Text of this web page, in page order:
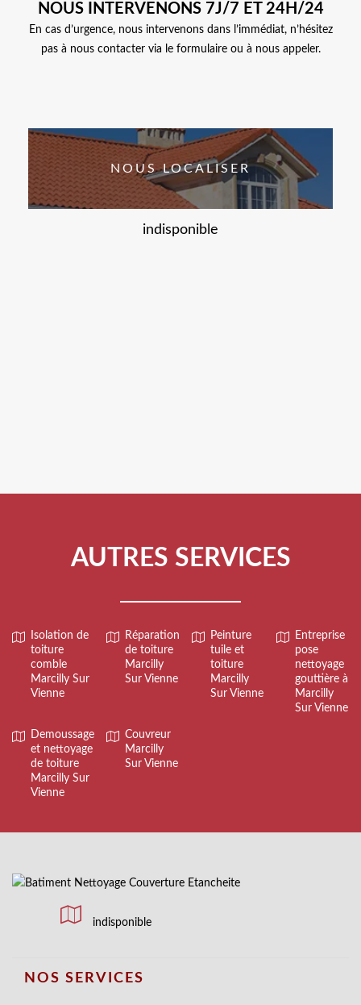
NOUS INTERVENONS 7J/7 ET 24H/24
En cas d’urgence, nous intervenons dans l’immédiat, n’hésitez
pas à nous contacter via le formulaire ou à nous appeler.
NOUS LOCALISER
indisponible
AUTRES SERVICES
Isolation de
toiture
comble
Marcilly Sur
Vienne
Réparation
de toiture
Marcilly
Sur Vienne
Peinture
tuile et
toiture
Marcilly
Sur Vienne
Entreprise
pose
nettoyage
gouttière à
Marcilly
Sur Vienne
Demoussage
et nettoyage
de toiture
Marcilly Sur
Vienne
Couvreur
Marcilly
Sur Vienne
indisponible
NOS SERVICES